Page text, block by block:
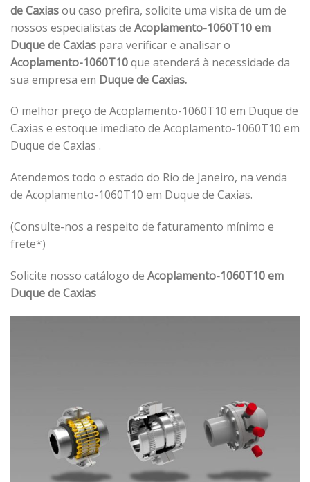
de Caxiasou caso prefira, solicite uma visita de um de
nossos especialistas de Acoplamento-1060T10 em
Duque de Caxias para verificar e analisar o
Acoplamento-1060T10que atenderá à necessidade da
sua empresa em Duque de Caxias.
O melhor preço de Acoplamento-1060T10 em Duque de
Caxias e estoque imediato de Acoplamento-1060T10 em
Duque de Caxias .
Atendemos todo o estado do Rio de Janeiro, na venda
de Acoplamento-1060T10 em Duque de Caxias.
(Consulte-nos a respeito de faturamento mínimo e
frete*)
Solicite nosso catálogo de Acoplamento-1060T10 em
Duque de Caxias